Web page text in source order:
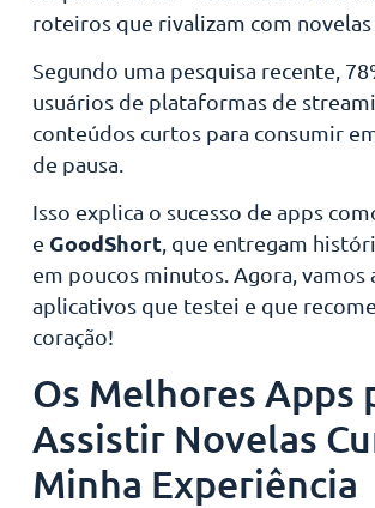
roteiros que rivalizam com novelas
Segundo uma pesquisa recente,
usuários de plataformas de
conteúdos curtos para consumir
de pausa.
Isso explica o sucesso de apps
e GoodShort, que entregam
em poucos minutos. Agora, vamos
aplicativos que testei e que
coração!
Os Melhores Apps
Assistir Novelas
Minha Experiência